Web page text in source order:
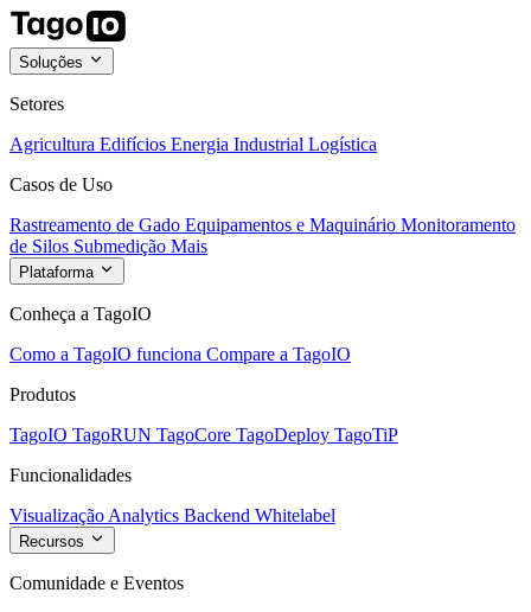
Soluções
Setores
Agricultura Edifícios Energia Industrial Logística
Casos de Uso
Rastreamento de Gado Equipamentos e Maquinário Monitoramento
de Silos Submedição Mais
Plataforma
Conheça a TagoIO
Como a TagoIO funciona Compare a TagoIO
Produtos
TagoIO TagoRUN TagoCore TagoDeploy TagoTiP
Funcionalidades
Visualização Analytics Backend Whitelabel
Recursos
Comunidade e Eventos